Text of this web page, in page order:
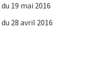
du 19 mai 2016
du 28 avril 2016